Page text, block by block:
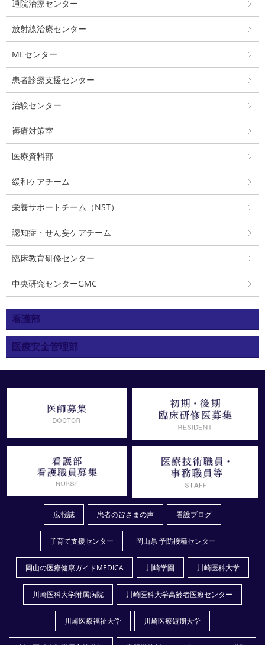
通院治療センター
放射線治療センター
MEセンター
患者診療支援センター
治験センター
褥瘡対策室
医療資料部
緩和ケアチーム
栄養サポートチーム（NST）
認知症・せん妄ケアチーム
臨床教育研修センター
中央研究センターGMC
看護部
医療安全管理部
広報誌 患者の皆さまの声 看護ブログ
子育て支援センター 岡山県 予防接種センター
岡山の医療健康ガイドMEDICA 川崎学園 川崎医科大学
川崎医科大学附属病院 川崎医科大学高齢者医療センター
川崎医療福祉大学 川崎医療短期大学